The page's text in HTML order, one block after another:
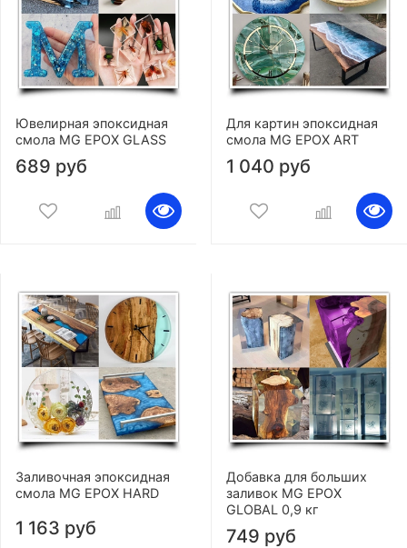
Ювелирная эпоксидная
смола MG EPOX GLASS
689 руб
Для картин эпоксидная
смола MG EPOX ART
1 040 руб
Заливочная эпоксидная
смола MG EPOX HARD
1 163 руб
Добавка для больших
заливок MG EPOX
GLOBAL 0,9 кг
749 руб